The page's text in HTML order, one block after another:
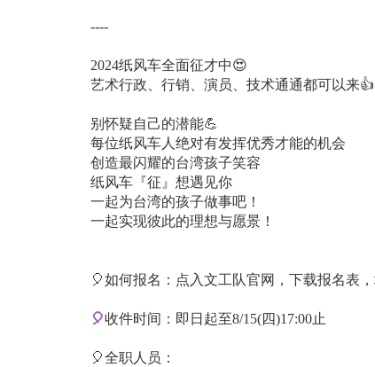
----
2024纸风车全面征才中😍
艺术行政、行销、演员、技术通通都可以来👍
别怀疑自己的潜能💪
每位纸风车人绝对有发挥优秀才能的机会
创造最闪耀的台湾孩子笑容
纸风车『征』想遇见你
一起为台湾的孩子做事吧！
一起实现彼此的理想与愿景！
🎈如何报名：点入文工队官网，下载报名表
🎈收件时间：即日起至8/15(四)17:00止
🎈全职人员：